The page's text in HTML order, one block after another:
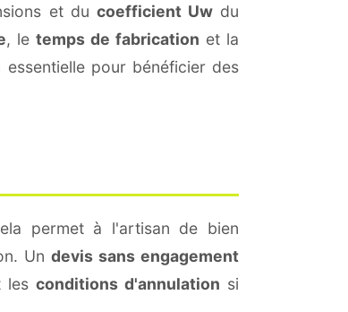
et du coefficient Uwdu
, le temps de fabrication et la
essentielle pour bénéficier des
permet à l'artisan de bien
Un devis sans engagement
les conditions d'annulation si